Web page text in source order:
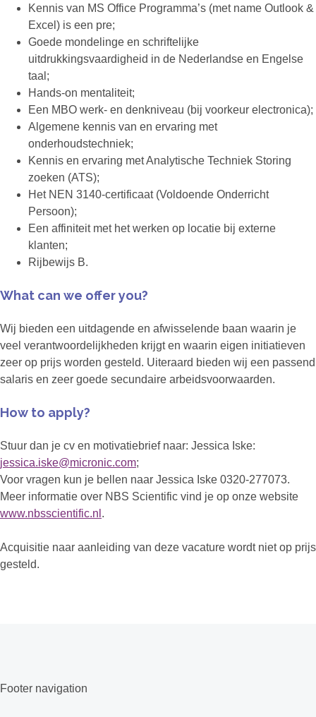
Kennis van MS Office Programma’s (met name Outlook &
Excel) is een pre;
Goede mondelinge en schriftelijke
uitdrukkingsvaardigheid in de Nederlandse en Engelse
taal;
Hands-on mentaliteit;
Een MBO werk- en denkniveau (bij voorkeur electronica);
Algemene kennis van en ervaring met
onderhoudstechniek;
Kennis en ervaring met Analytische Techniek Storing
zoeken (ATS);
Het NEN 3140-certificaat (Voldoende Onderricht
Persoon);
Een affiniteit met het werken op locatie bij externe
klanten;
Rijbewijs B.
What can we offer you?
Wij bieden een uitdagende en afwisselende baan waarin je
veel verantwoordelijkheden krijgt en waarin eigen initiatieven
zeer op prijs worden gesteld. Uiteraard bieden wij een passend
salaris en zeer goede secundaire arbeidsvoorwaarden.
How to apply?
Stuur dan je cv en motivatiebrief naar: Jessica Iske:
jessica.iske@micronic.com;
Voor vragen kun je bellen naar Jessica Iske 0320-277073.
Meer informatie over NBS Scientific vind je op onze website
www.nbsscientific.nl .
Acquisitie naar aanleiding van deze vacature wordt niet op prijs
gesteld.
Footer navigation